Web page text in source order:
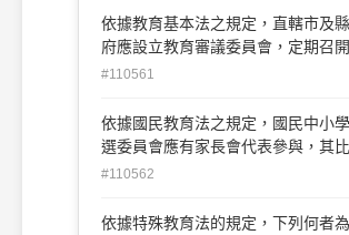
依據教育基本法之規定，直轄市及
府應設立教育審議委員會，定期召開
負責主管教育事務之相關事宜。請問
鑑 (C)諮詢 (D)監督
#110561
依據國民教育法之規定，國民中小
選委員會應有家長會代表參與，其比
少於多少？ (A)三分之一 (B)四分之一 (C)五
#110562
依據特殊教育法的規定，下列何者